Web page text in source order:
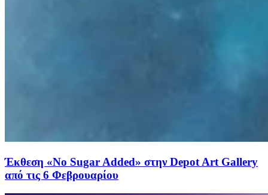
Έκθεση «No Sugar Added» στην Depot Art Gallery
από τις 6 Φεβρουαρίου